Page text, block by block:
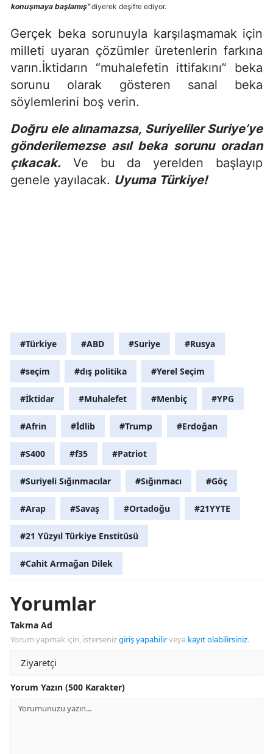
konuşmaya başlamış”diyerek deşifre ediyor.
Gerçek beka sorunuyla karşılaşmamak için
milleti uyaran çözümler üretenlerin farkına
varın.İktidarın “muhalefetin ittifakını” beka
sorunu olarak gösteren sanal beka
söylemlerini boş verin.
Doğru ele alınamazsa, Suriyeliler Suriye’ye
gönderilemezse asıl beka sorunu oradan
çıkacak. Ve bu da yerelden başlayıp
genele yayılacak. Uyuma Türkiye!
#Türkiye #ABD #Suriye #Rusya
#seçim #dış politika #Yerel Seçim
#İktidar #Muhalefet #Menbiç #YPG
#Afrin #İdlib #Trump #Erdoğan
#S400 #f35 #Patriot
#Suriyeli Sığınmacılar #Sığınmacı #Göç
#Arap #Savaş #Ortadoğu #21YYTE
#21 Yüzyıl Türkiye Enstitüsü
#Cahit Armağan Dilek
Yorumlar
Takma Ad
Yorum yapmak için, istersenizgiriş yapabilirveya kayıt olabilirsiniz.
Yorum Yazın (500 Karakter)